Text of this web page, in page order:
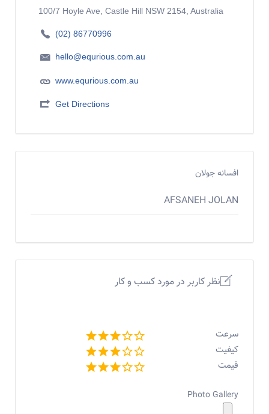
100/7 Hoyle Ave, Castle Hill NSW 2154, Australia
(02) 86770996
hello@equrious.com.au
www.equrious.com.au
Get Directions
افسانه جولان
AFSANEH JOLAN
نظر کاربر در مورد کسب و کار
سرعت
کیفیت
قیمت
Photo Gallery